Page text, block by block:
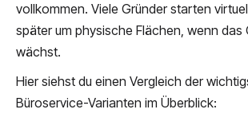
vollkommen. Viele Gründer starten
später um physische Flächen, wenn das
wächst.
Hier siehst du einen Vergleich der
Büroservice-Varianten im Überblick: